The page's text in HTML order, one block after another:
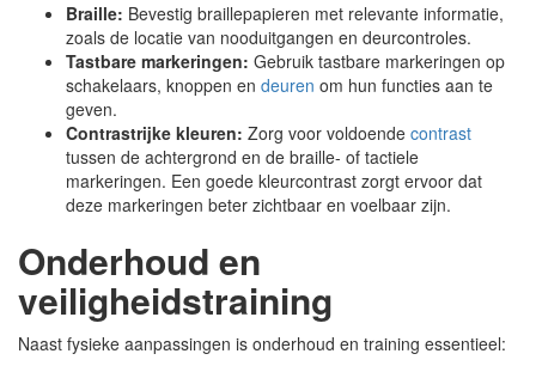
Braille: Bevestig braillepapieren met relevante informatie,
zoals de locatie van nooduitgangen en deurcontroles.
Tastbare markeringen: Gebruik tastbare markeringen op
schakelaars, knoppen en deuren om hun functies aan te
geven.
Contrastrijke kleuren: Zorg voor voldoende contrast
tussen de achtergrond en de braille- of tactiele
markeringen. Een goede kleurcontrast zorgt ervoor dat
deze markeringen beter zichtbaar en voelbaar zijn.
Onderhoud en
veiligheidstraining
Naast fysieke aanpassingen is onderhoud en training essentieel: